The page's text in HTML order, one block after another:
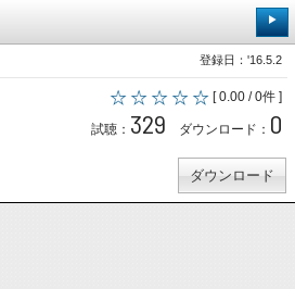
登録日：'16.5.2
[ 0.00 / 0件 ]
試聴： 329 ダウンロード： 0
ダウンロード